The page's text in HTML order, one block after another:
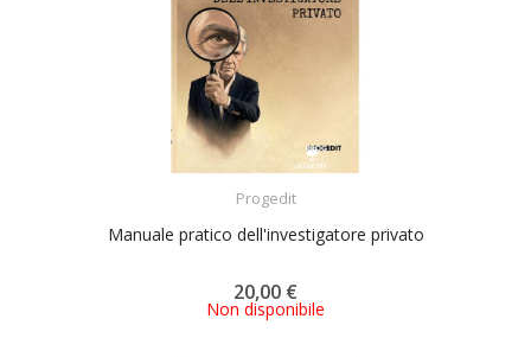
Progedit
Manuale pratico dell'investigatore privato
20,00 €
Non disponibile